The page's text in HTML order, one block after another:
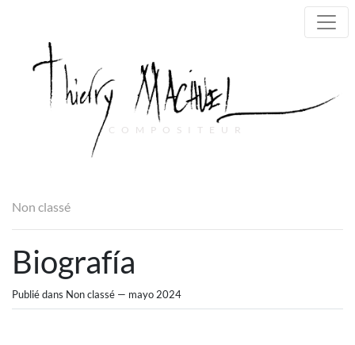
COMPOSITEUR
Main Navigation
Non classé
Biografía
Publié dans Non classé — mayo 2024